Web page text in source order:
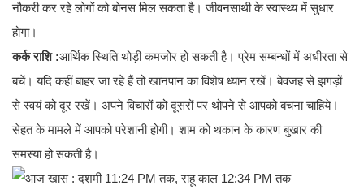
नौकरी कर रहे लोगों को बोनस मिल सकता है। जीवनसाथी के स्वास्थ्य में सुधार
होगा।
कर्क राशि :आर्थिक स्थिति थोड़ी कमजोर हो सकती है। प्रेम सम्बन्धों में अधीरता से
बचें। यदि कहीं बाहर जा रहे हैं तो खानपान का विशेष ध्यान रखें। बेवजह से झगड़ों
से स्वयं को दूर रखें। अपने विचारों को दूसरों पर थोपने से आपको बचना चाहिये।
सेहत के मामले में आपको परेशानी होगी। शाम को थकान के कारण बुखार की
समस्या हो सकती है।